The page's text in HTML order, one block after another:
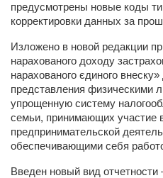
предусмотрены новые коды
корректировки данных за
Изложено в новой редакции
нарахованого доходу
нарахованого єдиного
представления физическими
упрощенную систему
семьи, принимающих участие
предпринимательской
обеспечивающими себя
Введен новый вид отчетности